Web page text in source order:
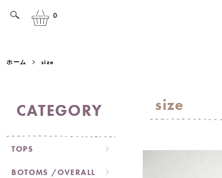
0
ホーム size
size
CATEGORY
TOPS
BOTOMS /OVERALL